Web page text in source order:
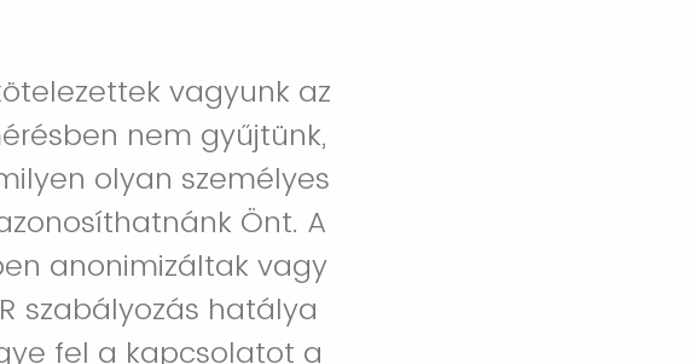
vagyunk az
nem gyűjtünk,
olyan személyes
Önt. A
anonimizáltak vagy
szabályozás hatálya
fel a kapcsolatot a